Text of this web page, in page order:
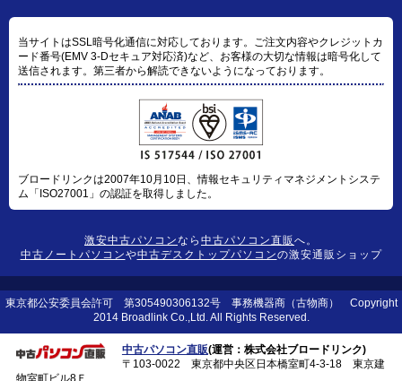
当サイトはSSL暗号化通信に対応しております。ご注文内容やクレジットカ
ード番号(EMV 3-Dセキュア対応済)など、お客様の大切な情報は暗号化して
送信されます。第三者から解読できないようになっております。
ブロードリンクは2007年10月10日、情報セキュリティマネジメントシステ
ム「ISO27001」の認証を取得しました。
激安中古パソコンなら 中古パソコン直販 へ。
中古ノートパソコンや中古デスクトップパソコンの激安通販ショップ
東京都公安委員会許可 第305490306132号 事務機器商（古物商） Copyright
2014 Broadlink Co.,Ltd. All Rights Reserved.
中古パソコン直販(運営：株式会社ブロードリンク)
〒103-0022 東京都中央区日本橋室町4-3-18 東京建
物室町ビル8Ｆ